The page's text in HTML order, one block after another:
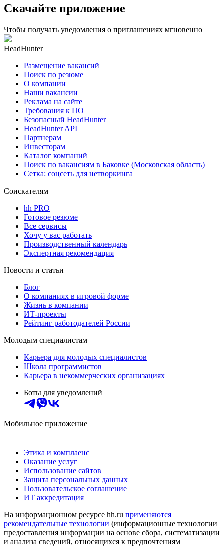
Скачайте приложение
Чтобы получать уведомления о приглашениях мгновенно
HeadHunter
Размещение вакансий
Поиск по резюме
О компании
Наши вакансии
Реклама на сайте
Требования к ПО
Безопасный HeadHunter
HeadHunter API
Партнерам
Инвесторам
Каталог компаний
Поиск по вакансиям в Баковке (Московская область)
Сетка: соцсеть для нетворкинга
Соискателям
hh PRO
Готовое резюме
Все сервисы
Хочу у вас работать
Производственный календарь
Экспертная рекомендация
Новости и статьи
Блог
О компаниях в игровой форме
Жизнь в компании
ИТ-проекты
Рейтинг работодателей России
Молодым специалистам
Карьера для молодых специалистов
Школа программистов
Карьера в некоммерческих организациях
Боты для уведомлений
Мобильное приложение
Этика и комплаенс
Оказание услуг
Использование сайтов
Защита персональных данных
Пользовательское соглашение
ИТ аккредитация
На информационном ресурсе hh.ru применяются
рекомендательные технологии (информационные технологии
предоставления информации на основе сбора, систематизации
и анализа сведений, относящихся к предпочтениям